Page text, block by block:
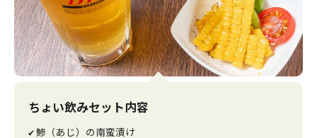
ちょい飲みセット内容
✔鯵（あじ）の南蛮漬け